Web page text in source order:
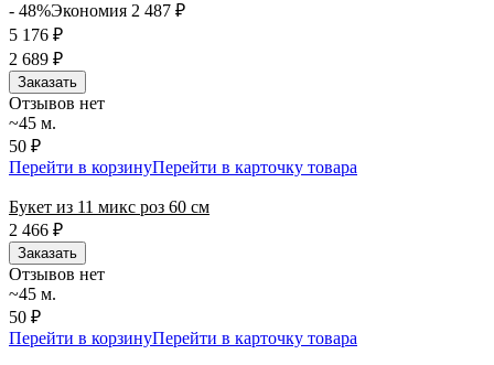
- 48%Экономия 2 487 ₽
5 176 ₽
2 689 ₽
Заказать
Отзывов нет
~45 м.
50 ₽
Перейти в корзинуПерейти в карточку товара
Букет из 11 микс роз 60 см
2 466 ₽
Заказать
Отзывов нет
~45 м.
50 ₽
Перейти в корзинуПерейти в карточку товара